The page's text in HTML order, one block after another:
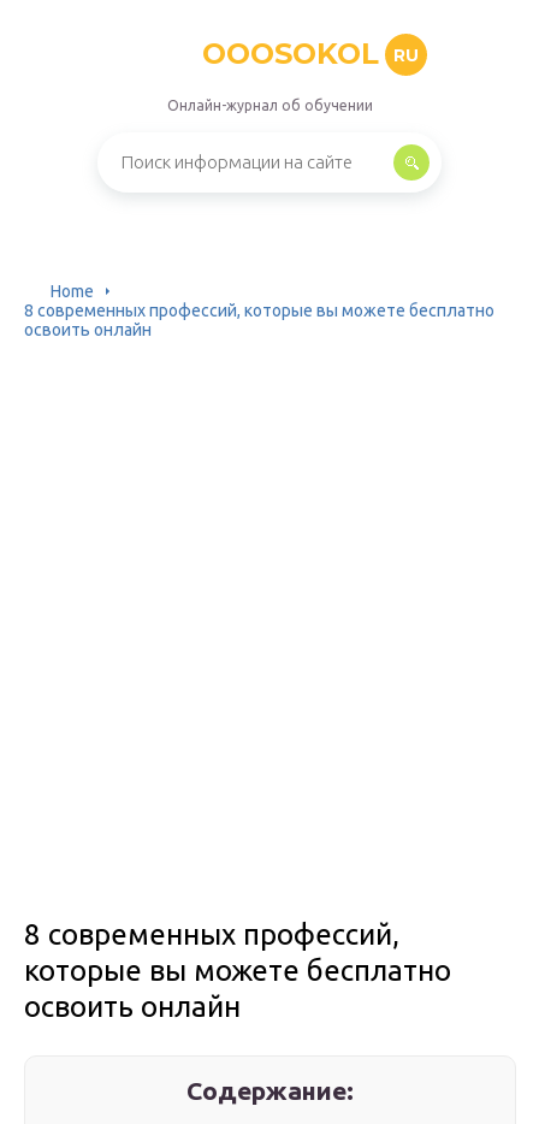
OOOSOKOL RU
Онлайн-журнал об обучении
Home
8 современных профессий, которые вы можете бесплатно
освоить онлайн
8 современных профессий,
которые вы можете бесплатно
освоить онлайн
Содержание: